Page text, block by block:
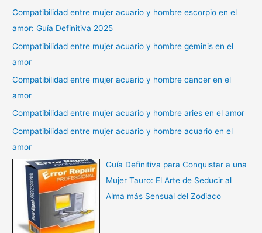
Compatibilidad entre mujer acuario y hombre escorpio en el
amor: Guía Definitiva 2025
Compatibilidad entre mujer acuario y hombre geminis en el
amor
Compatibilidad entre mujer acuario y hombre cancer en el
amor
Compatibilidad entre mujer acuario y hombre aries en el amor
Compatibilidad entre mujer acuario y hombre acuario en el
amor
Guía Definitiva para Conquistar a una
Mujer Tauro: El Arte de Seducir al
Alma más Sensual del Zodiaco